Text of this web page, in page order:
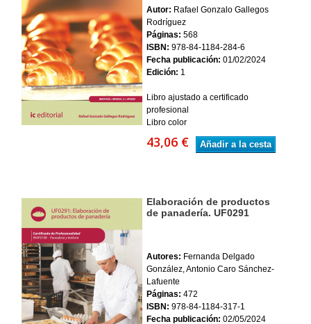
Autor: Rafael Gonzalo Gallegos
Rodríguez
Páginas: 568
ISBN: 978-84-1184-284-6
Fecha publicación: 01/02/2024
Edición: 1
Libro ajustado a certificado
profesional
Libro color
43,06 € Añadir a la cesta
Elaboración de productos
de panadería. UF0291
Autores: Fernanda Delgado
González, Antonio Caro Sánchez-
Lafuente
Páginas: 472
ISBN: 978-84-1184-317-1
Fecha publicación: 02/05/2024